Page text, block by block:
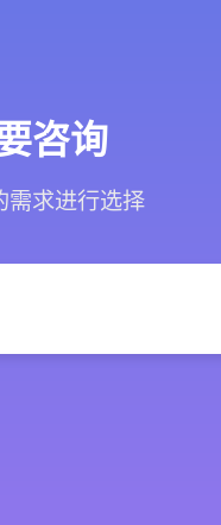
咨询
需求进行选择